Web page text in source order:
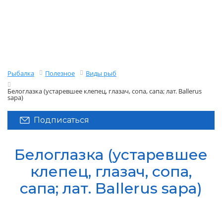
Рыбалка Полезное
Виды рыб
Белоглазка (устаревшее клепец, глазач, сопа, сапа; лат. Ballerus
sapa)
Подписаться
Белоглазка (устаревшее
клепец, глазач, сопа,
сапа; лат. Ballerus sapa)